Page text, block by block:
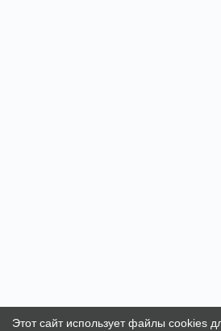
Этот сайт использует файлы cookies